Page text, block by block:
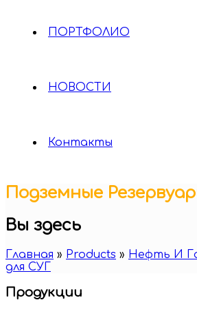
ПОРТФОЛИО
НОВОСТИ
Контакты
Подземные
Вы здесь
Главная » Products » Нефть И
для СУГ
Продукции